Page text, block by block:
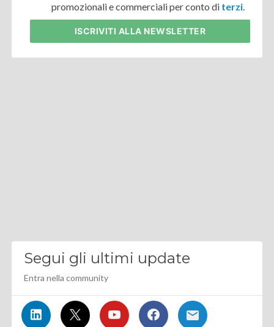
promozionali e commerciali per conto di terzi.
ISCRIVITI ALLA NEWSLETTER
Segui gli ultimi update
Entra nella community